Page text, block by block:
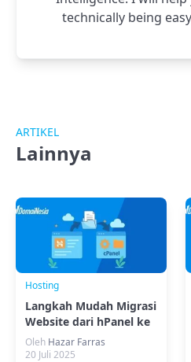
technically being
ARTIKEL
Lainnya
Hosting
Langkah Mudah Migrasi
Website dari hPanel ke
cPanel
Oleh Hazar Farras
20 Juli 2025